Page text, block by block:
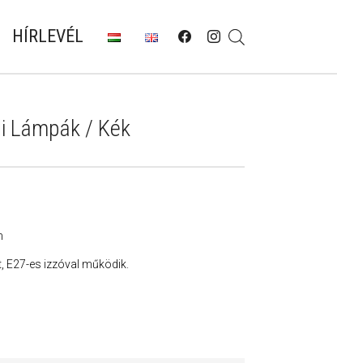
HÍRLEVÉL
Lámpák / Kék
E27-es izzóval működik.